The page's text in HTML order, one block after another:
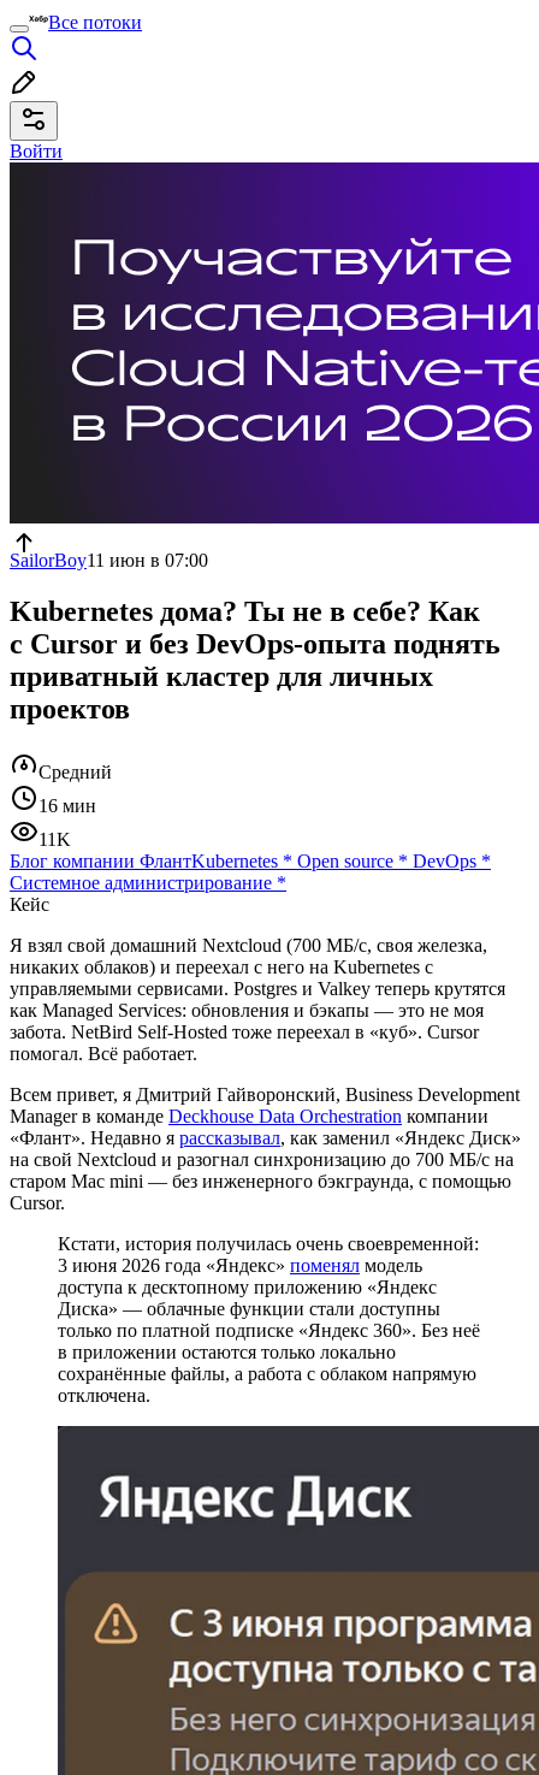
Все потоки
Войти
SailorBoy11 июн в 07:00
Kubernetes дома? Ты не в себе? Как
с Cursor и без DevOps-опыта поднять
приватный кластер для личных
проектов
Средний
16 мин
11K
Блог компании ФлантKubernetes * Open source * DevOps *
Системное администрирование *
Кейс
Я взял свой домашний Nextcloud (700 МБ/с, своя железка,
никаких облаков) и переехал с него на Kubernetes с
управляемыми сервисами. Postgres и Valkey теперь крутятся
как Managed Services: обновления и бэкапы — это не моя
забота. NetBird Self-Hosted тоже переехал в «куб». Cursor
помогал. Всё работает.
Всем привет, я Дмитрий Гайворонский, Business Development
Manager в команде Deckhouse Data Orchestration компании
«Флант». Недавно я рассказывал, как заменил «Яндекс Диск»
на свой Nextcloud и разогнал синхронизацию до 700 МБ/с на
старом Mac mini — без инженерного бэкграунда, с помощью
Cursor.
Кстати, история получилась очень своевременной:
3 июня 2026 года «Яндекс» поменял модель
доступа к десктопному приложению «Яндекс
Диска» — облачные функции стали доступны
только по платной подписке «Яндекс 360». Без неё
в приложении остаются только локально
сохранённые файлы, а работа с облаком напрямую
отключена.